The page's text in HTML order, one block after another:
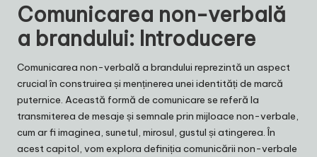
Comunicarea non-verbală
a brandului: Introducere
Comunicarea non-verbală a brandului reprezintă un aspect
crucial în construirea și menținerea unei identități de marcă
puternice. Această formă de comunicare se referă la
transmiterea de mesaje și semnale prin mijloace non-verbale,
cum ar fi imaginea, sunetul, mirosul, gustul și atingerea. În
acest capitol, vom explora definiția comunicării non-verbale